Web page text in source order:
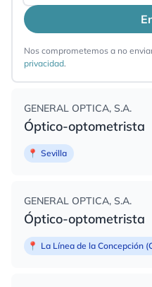
Nos comprometemos a no
privacidad.
GENERAL OPTICA, S.A.
Óptico-optometrista
📍 Sevilla
GENERAL OPTICA, S.A.
Óptico-optometrista
📍 La Línea de la Concepción